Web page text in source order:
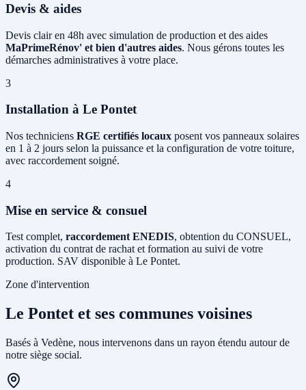
Devis & aides
Devis clair en 48h avec simulation de production et des aides
MaPrimeRénov' et bien d'autres aides. Nous gérons toutes les
démarches administratives à votre place.
3
Installation à Le Pontet
Nos techniciens RGE certifiés locaux posent vos panneaux solaires
en 1 à 2 jours selon la puissance et la configuration de votre toiture,
avec raccordement soigné.
4
Mise en service & consuel
Test complet, raccordement ENEDIS, obtention du CONSUEL,
activation du contrat de rachat et formation au suivi de votre
production. SAV disponible à Le Pontet.
Zone d'intervention
Le Pontet et ses communes voisines
Basés à Vedène, nous intervenons dans un rayon étendu autour de
notre siège social.